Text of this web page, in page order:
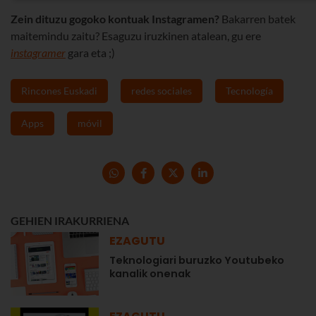
Zein dituzu gogoko kontuak Instagramen? Bakarren batek
maitemindu zaitu? Esaguzu iruzkinen atalean, gu ere
instagramer gara eta ;)
Rincones Euskadi redes sociales Tecnología
Apps móvil
GEHIEN IRAKURRIENA
EZAGUTU
Teknologiari buruzko Youtubeko
kanalik onenak